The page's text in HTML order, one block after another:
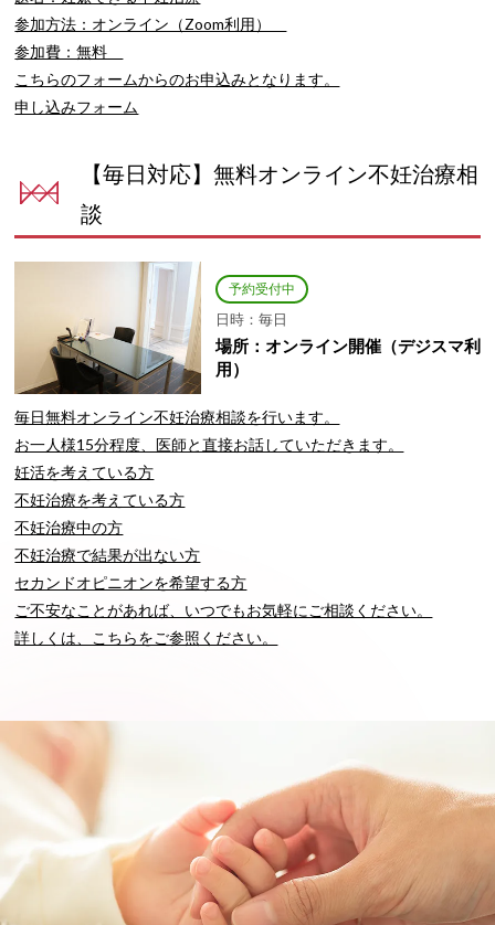
参加方法：オンライン（Zoom利用）
参加費：無料
こちらのフォームからのお申込みとなります。
申し込みフォーム
【毎日対応】無料オンライン不妊治療相
談
予約受付中
日時：毎日
場所：オンライン開催（デジスマ利
用）
毎日無料オンライン不妊治療相談を行います。
お一人様15分程度、医師と直接お話していただきます。
妊活を考えている方
不妊治療を考えている方
不妊治療中の方
不妊治療で結果が出ない方
セカンドオピニオンを希望する方
ご不安なことがあれば、いつでもお気軽にご相談ください。
詳しくは、こちらをご参照ください。